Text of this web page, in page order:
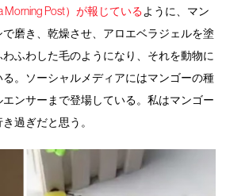
Morning Post）が報じているように、マン
磨き、乾燥させ、アロエベラジェルを塗
ふわした毛のようになり、それを動物に
。ソーシャルメディアにはマンゴーの種
ンサーまで登場している。私はマンゴー
過ぎだと思う。